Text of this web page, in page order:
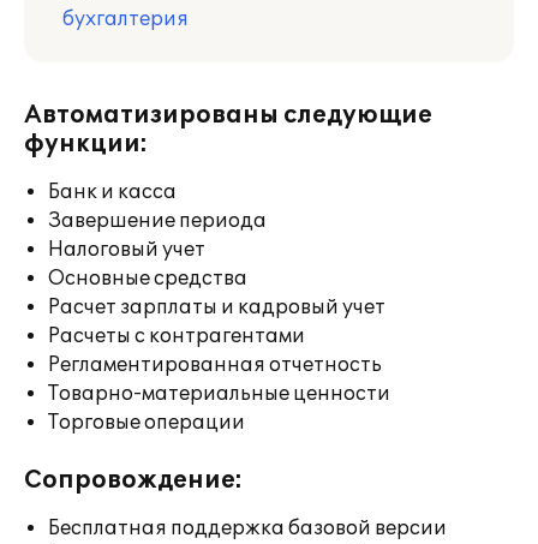
бухгалтерия
Автоматизированы следующие
функции:
Банк и касса
Завершение периода
Налоговый учет
Основные средства
Расчет зарплаты и кадровый учет
Расчеты с контрагентами
Регламентированная отчетность
Товарно-материальные ценности
Торговые операции
Сопровождение:
Бесплатная поддержка базовой версии